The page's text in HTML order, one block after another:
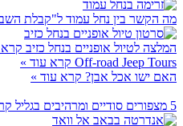
מה הקשר בין נחל עמוד ל"קבלת
המלצה לטיול אופניים בנחל כזיבקרא
Off-road Jeep Tours קרא עוד »
האם ישו אכל אבן?קרא עוד »